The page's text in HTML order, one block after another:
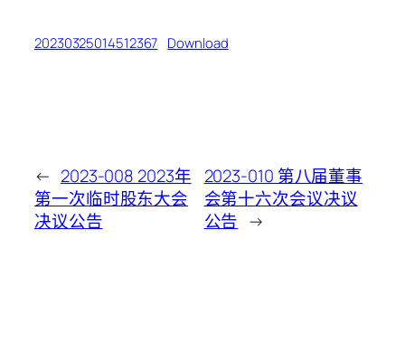
20230325014512367 Download
← 2023-008 2023年
第一次临时股东大会
决议公告
2023-010 第八届董事
会第十六次会议决议
公告 →